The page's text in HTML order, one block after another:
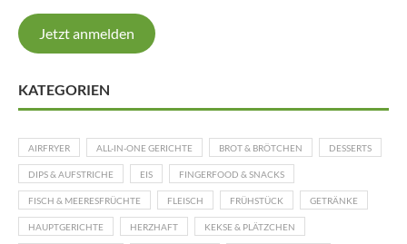
Jetzt anmelden
KATEGORIEN
AIRFRYER ALL-IN-ONE GERICHTE BROT & BRÖTCHEN DESSERTS
DIPS & AUFSTRICHE EIS FINGERFOOD & SNACKS
FISCH & MEERESFRÜCHTE FLEISCH FRÜHSTÜCK GETRÄNKE
HAUPTGERICHTE HERZHAFT KEKSE & PLÄTZCHEN